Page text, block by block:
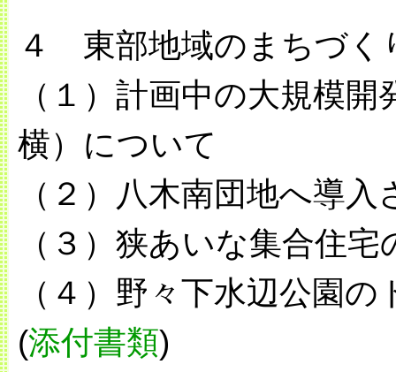
４ 東部地域のまちづく
（１）計画中の大規模
横）について
（２）八木南団地へ導
（３）狭あいな集合住
（４）野々下水辺公園
(添付書類)